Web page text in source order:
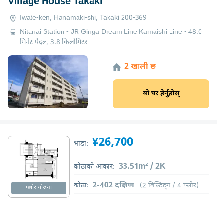
Iwate-ken, Hanamaki-shi, Takaki 200-369
Nitanai Station - JR Ginga Dream Line Kamaishi Line - 48.0
मिनेट पैदल, 3.8 किलोमिटर
2 खाली छ
यो घर हेर्नुहोस्
फ्लोर योजना
भाडा: ¥26,700
कोठाको आकार: 33.51m² / 2K
कोठा: 2-402 दक्षिण (2 बिल्डिङ्ग / 4 फ्लोर)